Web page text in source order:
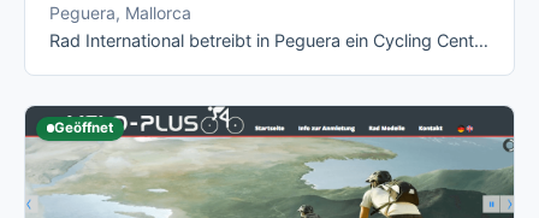
Peguera, Mallorca
Rad International betreibt in Peguera ein Cycling Center mit fast ganzjähriger Öffnung und einer Canyon-lastigen Flotte – vom Alu-Rennrad ab …
Geöffnet